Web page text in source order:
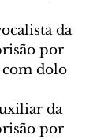
da
por
dolo
da
por